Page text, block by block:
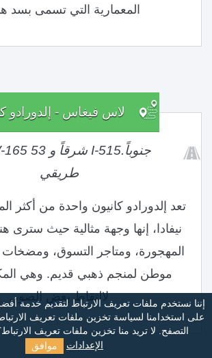
المعمارية التي تسمى بسد
لاس فيغاس - إلدورادو
طريقي
تعد إلدورادو كانيون واحدة من أكثر
نيفادا، إنها وجهة مثالية حيث سترى
المهجورة، ومتاجر التسوق، ومضخات
موطن لمنجم ذهبي قديم. وهي
لالتقاط بعض الصور.
إننا نستخدم ملفات تعريف الارتباط لتقديم خدمة
على استخدامنا لسياسة تخزين ملفات تعريف
التصفح. لا تريد منا تخزين ملفات تعريف
الإعدادات
موافق